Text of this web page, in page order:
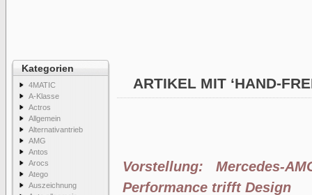
Kategorien
4MATIC
A-Klasse
Actros
Allgemein
Alternativantrieb
AMG
Antos
Arocs
Atego
Auszeichnung
ARTIKEL MIT ‘HAND-
Vorstellung: Mercedes-
Performance trifft Design